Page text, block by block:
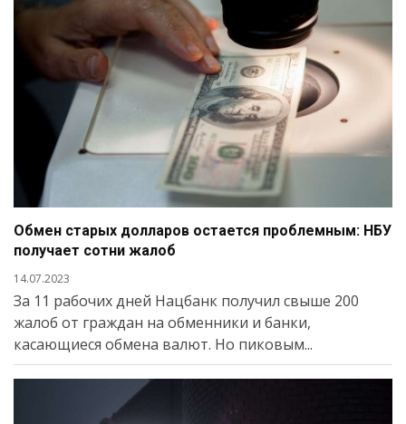
Обмен старых долларов остается проблемным: НБУ
получает сотни жалоб
14.07.2023
За 11 рабочих дней Нацбанк получил свыше 200
жалоб от граждан на обменники и банки,
касающиеся обмена валют. Но пиковым...